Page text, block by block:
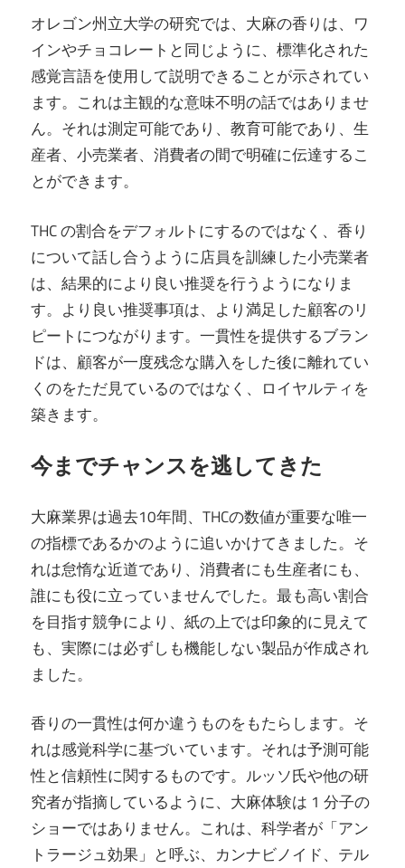
オレゴン州立大学の研究では、大麻の香りは、ワ
インやチョコレートと同じように、標準化された
感覚言語を使用して説明できることが示されてい
ます。これは主観的な意味不明の話ではありませ
ん。それは測定可能であり、教育可能であり、生
産者、小売業者、消費者の間で明確に伝達するこ
とができます。
THC の割合をデフォルトにするのではなく、香り
について話し合うように店員を訓練した小売業者
は、結果的により良い推奨を行うようになりま
す。より良い推奨事項は、より満足した顧客のリ
ピートにつながります。一貫性を提供するブラン
ドは、顧客が一度残念な購入をした後に離れてい
くのをただ見ているのではなく、ロイヤルティを
築きます。
今までチャンスを逃してきた
大麻業界は過去10年間、THCの数値が重要な唯一
の指標であるかのように追いかけてきました。そ
れは怠惰な近道であり、消費者にも生産者にも、
誰にも役に立っていませんでした。最も高い割合
を目指す競争により、紙の上では印象的に見えて
も、実際には必ずしも機能しない製品が作成され
ました。
香りの一貫性は何か違うものをもたらします。そ
れは感覚科学に基づいています。それは予測可能
性と信頼性に関するものです。ルッソ氏や他の研
究者が指摘しているように、大麻体験は 1 分子の
ショーではありません。これは、科学者が「アン
トラージュ効果」と呼ぶ、カンナビノイド、テル